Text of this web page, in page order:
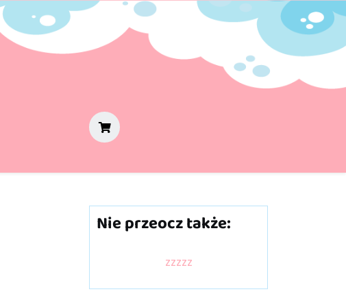
Nie przeocz także:
zzzzz